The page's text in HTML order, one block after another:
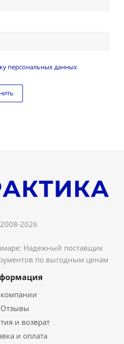
персональных данных
2026
Надежный поставщик
по выгодным ценам
Отзывы
и возврат
и оплата